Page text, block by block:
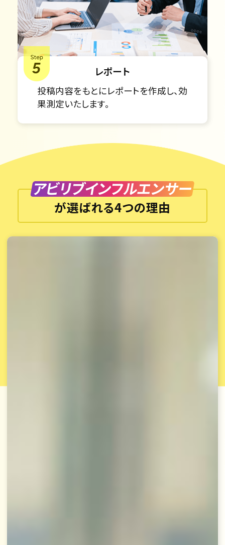
レポート
投稿内容をもとにレポートを作成し、効
果測定いたします。
アビリブインフルエンサー
が選ばれる4つの理由